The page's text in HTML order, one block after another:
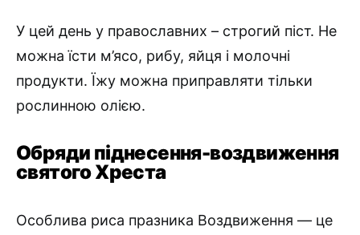
У цей день у православних – строгий піст. Не
можна їсти м’ясо, рибу, яйця і молочні
продукти. Їжу можна приправляти тільки
рослинною олією.
Обряди піднесення-воздвиження
святого Хреста
Особлива риса празника Воздвиження — це